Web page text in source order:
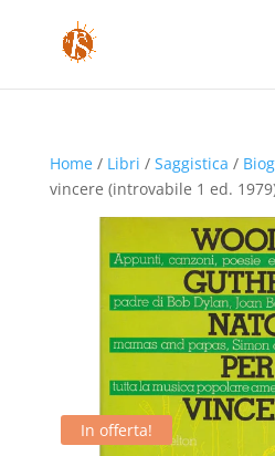
Home/ Libri / Saggistica /
vincere (introvabile 1 ed.
In offerta!